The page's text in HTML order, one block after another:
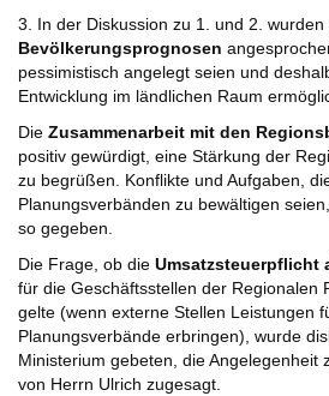
3. In der Diskussion zu 1. und 2. wurden
Bevölkerungsprognosen
pessimistisch angelegt seien und
Entwicklung im ländlichen Raum
Die Zusammenarbeit mit den
positiv gewürdigt, eine Stärkung der
zu begrüßen. Konflikte und Aufgaben,
Planungsverbänden zu bewältigen
so gegeben.
Die Frage, ob die Umsatzsteuerpflicht
für die Geschäftsstellen der Regionalen
gelte (wenn externe Stellen Leistungen
Planungsverbände erbringen), wurde
Ministerium gebeten, die Angelegenheit
von Herrn Ulrich zugesagt.